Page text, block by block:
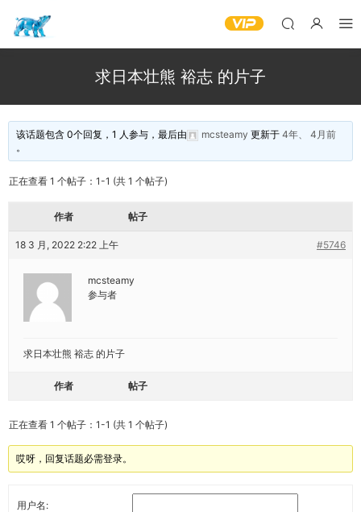
求日本壮熊 裕志 的片子
该话题包含 0个回复，1 人参与，最后由 mcsteamy 更新于4年、 4月前
。
正在查看 1 个帖子：1-1 (共 1 个帖子)
作者 帖子
18 3 月, 2022 2:22 上午 #5746
mcsteamy
参与者
求日本壮熊 裕志 的片子
作者 帖子
正在查看 1 个帖子：1-1 (共 1 个帖子)
哎呀，回复话题必需登录。
用户名: